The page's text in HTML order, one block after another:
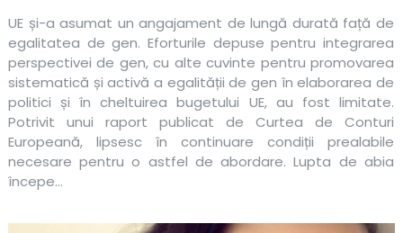
UE și-a asumat un angajament de lungă durată față de
egalitatea de gen. Eforturile depuse pentru integrarea
perspectivei de gen, cu alte cuvinte pentru promovarea
sistematică și activă a egalității de gen în elaborarea de
politici și în cheltuirea bugetului UE, au fost limitate.
Potrivit unui raport publicat de Curtea de Conturi
Europeană, lipsesc în continuare condiții prealabile
necesare pentru o astfel de abordare. Lupta de abia
începe…